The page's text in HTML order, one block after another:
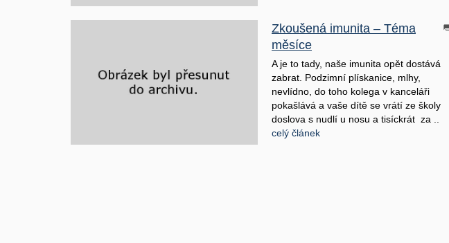
Zkoušená imunita – Téma
měsíce
A je to tady, naše imunita opět dostává
zabrat. Podzimní plískanice, mlhy,
nevlídno, do toho kolega v kanceláři
pokašlává a vaše dítě se vrátí ze školy
doslova s nudlí u nosu a tisíckrát za ..
celý článek